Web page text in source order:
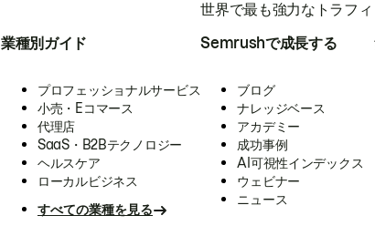
世界で最も強力なトラフ
業種別ガイド
プロフェッショナルサービス
小売・Eコマース
代理店
SaaS・B2Bテクノロジー
ヘルスケア
ローカルビジネス
すべての業種を見る
Semrushで成長する
ブログ
ナレッジベース
アカデミー
成功事例
AI可視性インデックス
ウェビナー
ニュース